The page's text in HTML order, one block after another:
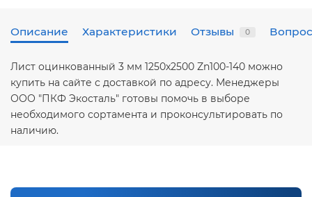
Описание Характеристики Отзывы 0
Лист оцинкованный 3 мм 1250х2500 Zn100-140 можно
купить на сайте с доставкой по адресу. Менеджеры
ООО "ПКФ Экосталь" готовы помочь в выборе
необходимого сортамента и проконсультировать по
наличию.